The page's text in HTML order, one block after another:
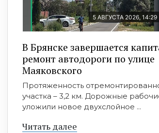
5 АВГУСТА 2026, 14:29
В Брянске завершается
ремонт автодороги по улице
Маяковского
Протяженность
участка – 3,2 км. Дорожные
уложили новое двухслойное ...
Читать далее